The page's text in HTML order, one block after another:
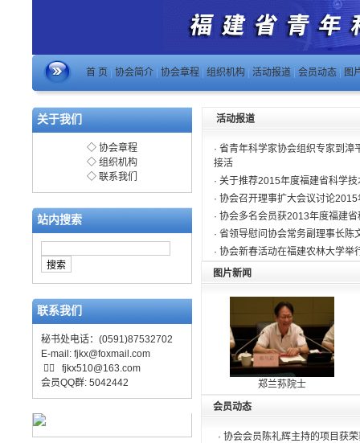
首 页 协会简介 协会章程 组织机构 活动报道 会员动态 图
关于我们
◇ 协会章程
◇ 组织机构
◇ 联系我们
站内搜索
联系我们
秘书处电话：(0591)87532702
E-mail: fjkx@foxmail.com
 fjkx510@163.com
会员QQ群: 5042442
活动报道
· 省青年科学家协会组织专家到漳
接活
· 关于推荐2015年度福建省科学技
· 协会召开理事扩大会议讨论2015
· 协会多名会员获2013年度福建省
· 省领导慰问协会常务副理事长陈
· 协会新春活动在福建农林大学举
图片新闻
郑兰荪院士
会员动态
· 协会会员陈礼辉主持的项目获